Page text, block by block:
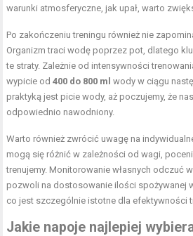
warunki atmosferyczne, jak upał, warto
Po zakończeniu treningu również nie
Organizm traci wodę poprzez pot, dlatego
te straty. Zależnie od intensywności
wypicie od400 do 800 ml wody w ciągu
praktyką jest picie wody, aż poczujemy, że
odpowiednio nawodniony.
Warto również zwrócić uwagę na
mogą się różnić w zależności od wagi,
trenujemy. Monitorowanie własnych odczuć
pozwoli na dostosowanie ilości spożywanej
co jest szczególnie istotne dla efektywności
Jakie napoje najlepiej